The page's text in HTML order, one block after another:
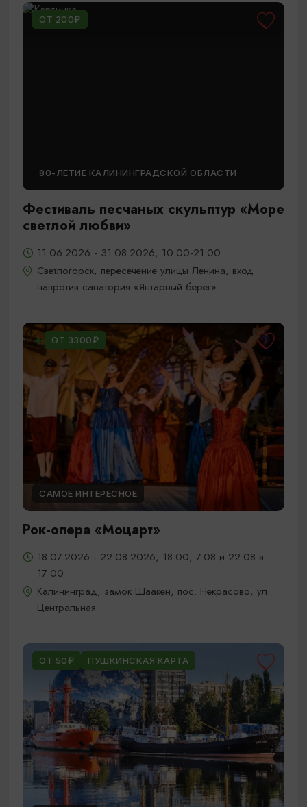
ОТ 200₽
80-ЛЕТИЕ КАЛИНИНГРАДСКОЙ ОБЛАСТИ
Фестиваль песчаных скульптур «Море
светлой любви»
11.06.2026 - 31.08.2026, 10:00-21:00
Светлогорск, пересечение улицы Ленина, вход
напротив санатория «Янтарный берег»
ОТ 3300₽
САМОЕ ИНТЕРЕСНОЕ
Рок-опера «Моцарт»
18.07.2026 - 22.08.2026, 18:00, 7.08 и 22.08 в
17:00
Калининград, замок Шаакен, пос. Некрасово, ул.
Центральная
ОТ 50₽ ПУШКИНСКАЯ КАРТА